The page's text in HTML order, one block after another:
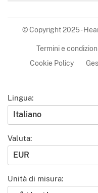
© Copyright 2025 -
Termini e
Cookie Policy
Lingua:
Italiano
Valuta:
EUR
Unità di misura: